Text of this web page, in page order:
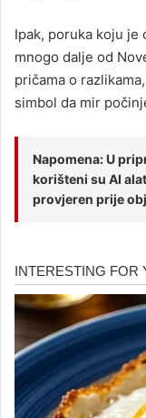
Ipak, poruka koju je
mnogo dalje od
pričama o
simbol da mir
Napomena: U
korišteni su AI
provjeren prije